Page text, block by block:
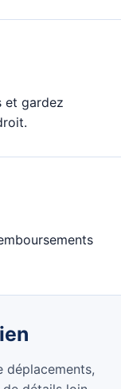
et gardez
déplacements,